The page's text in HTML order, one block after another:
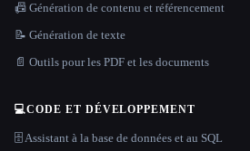
📠 Génération de contenu et référencement
📝 Génération de texte
📄 Outils pour les PDF et les documents
💻CODE ET DÉVELOPPEMENT
🗄️ Assistant à la base de données et au SQL